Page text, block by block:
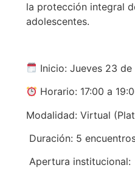
la protección integral
adolescentes.
Inicio: Jueves 23 de
Horario: 17:00 a
Modalidad: Virtual
Duración: 5
Apertura institucional: